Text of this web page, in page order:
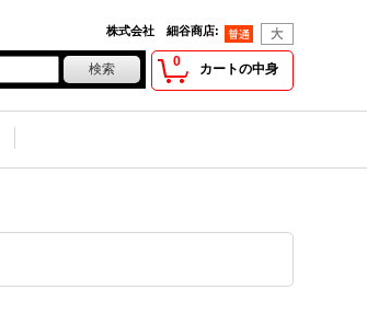
株式会社 細谷商店:
0 カートの中身